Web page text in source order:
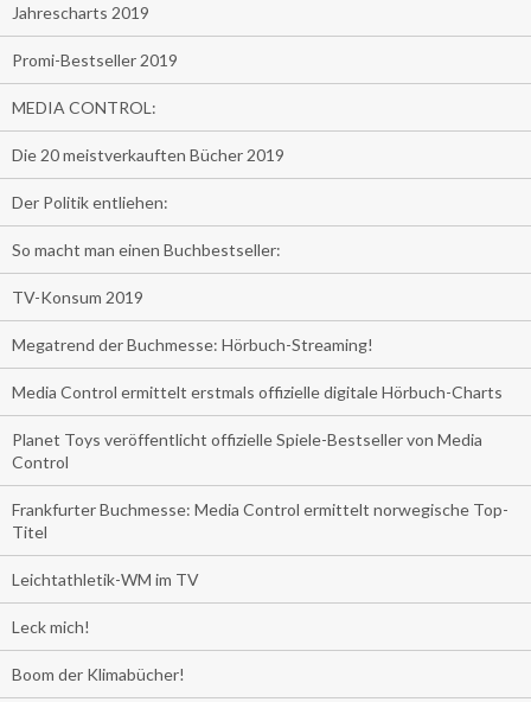
Jahrescharts 2019
Promi-Bestseller 2019
MEDIA CONTROL:
Die 20 meistverkauften Bücher 2019
Der Politik entliehen:
So macht man einen Buchbestseller:
TV-Konsum 2019
Megatrend der Buchmesse: Hörbuch-Streaming!
Media Control ermittelt erstmals offizielle digitale Hörbuch-Charts
Planet Toys veröffentlicht offizielle Spiele-Bestseller von Media
Control
Frankfurter Buchmesse: Media Control ermittelt norwegische Top-
Titel
Leichtathletik-WM im TV
Leck mich!
Boom der Klimabücher!